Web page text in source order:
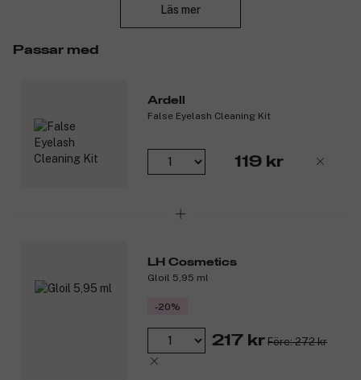
Produktnummer:
Läs mer
Passar med
Ardell
False Eyelash Cleaning Kit
119 kr
LH Cosmetics
Gloil 5,95 ml
-20%
217 kr Före: 272 kr